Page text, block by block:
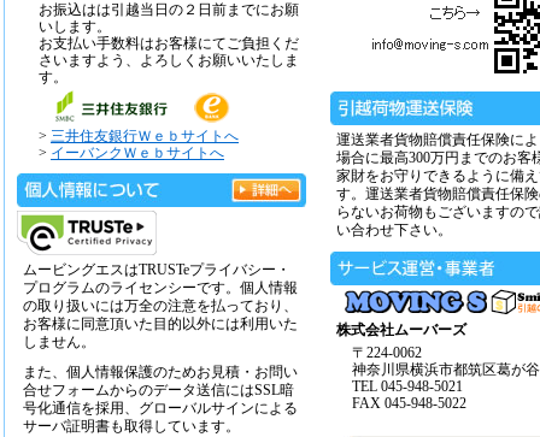
お振込はは引越当日の２日前までにお願
いします。
お支払い手数料はお客様にてご負担くだ
さいますよう、よろしくお願いいたしま
す。
> 三井住友銀行Ｗｅｂサイトへ
> イーバンクＷｅｂサイトへ
ムービングエスはTRUSTeプライバシー・
プログラムのライセンシーです。個人情報
の取り扱いには万全の注意を払っており、
お客様に同意頂いた目的以外には利用いた
しません。
また、個人情報保護のためお見積・お問い
合せフォームからのデータ送信にはSSL暗
号化通信を採用、グローバルサインによる
サーバ証明書も取得しています。
運送業者貨物賠償責任保険に
場合に最高300万円までのお客
家財をお守りできるように備
す。運送業者貨物賠償責任保
らないお荷物もございますの
い合わせ下さい。
株式会社ムーバーズ
〒224-0062
神奈川県横浜市都筑区葛が
TEL 045-948-5021
FAX 045-948-5022